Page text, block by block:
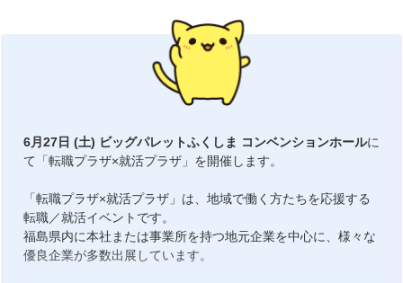
6月27日 (土) ビッグパレットふくしま コンベンションホールに
て「転職プラザ×就活プラザ」を開催します。
「転職プラザ×就活プラザ」は、地域で働く方たちを応援する
転職／就活イベントです。
福島県内に本社または事業所を持つ地元企業を中心に、様々な
優良企業が多数出展しています。